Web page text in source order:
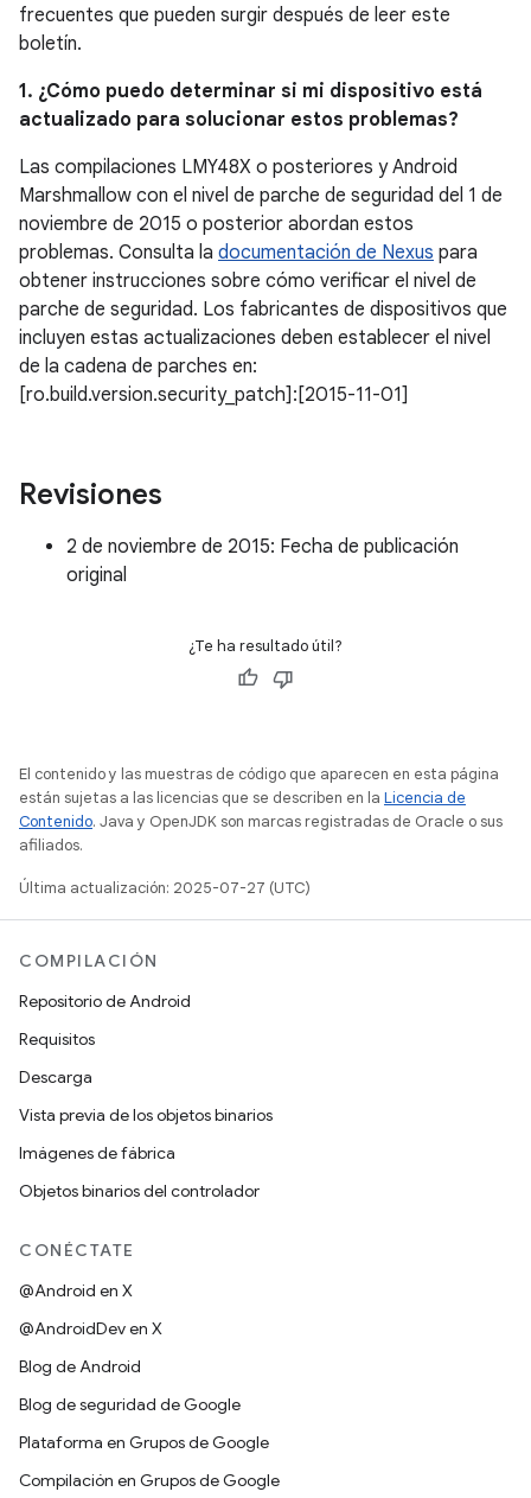
frecuentes que pueden surgir después de leer este
boletín.
1. ¿Cómo puedo determinar si mi dispositivo está
actualizado para solucionar estos problemas?
Las compilaciones LMY48X o posteriores y Android
Marshmallow con el nivel de parche de seguridad del 1 de
noviembre de 2015 o posterior abordan estos
problemas. Consulta la documentación de Nexus para
obtener instrucciones sobre cómo verificar el nivel de
parche de seguridad. Los fabricantes de dispositivos que
incluyen estas actualizaciones deben establecer el nivel
de la cadena de parches en:
[ro.build.version.security_patch]:[2015-11-01]
Revisiones
2 de noviembre de 2015: Fecha de publicación
original
¿Te ha resultado útil?
El contenido y las muestras de código que aparecen en esta página
están sujetas a las licencias que se describen en la Licencia de
Contenido. Java y OpenJDK son marcas registradas de Oracle o sus
afiliados.
Última actualización: 2025-07-27 (UTC)
COMPILACIÓN
Repositorio de Android
Requisitos
Descarga
Vista previa de los objetos binarios
Imágenes de fábrica
Objetos binarios del controlador
CONÉCTATE
@Android en X
@AndroidDev en X
Blog de Android
Blog de seguridad de Google
Plataforma en Grupos de Google
Compilación en Grupos de Google